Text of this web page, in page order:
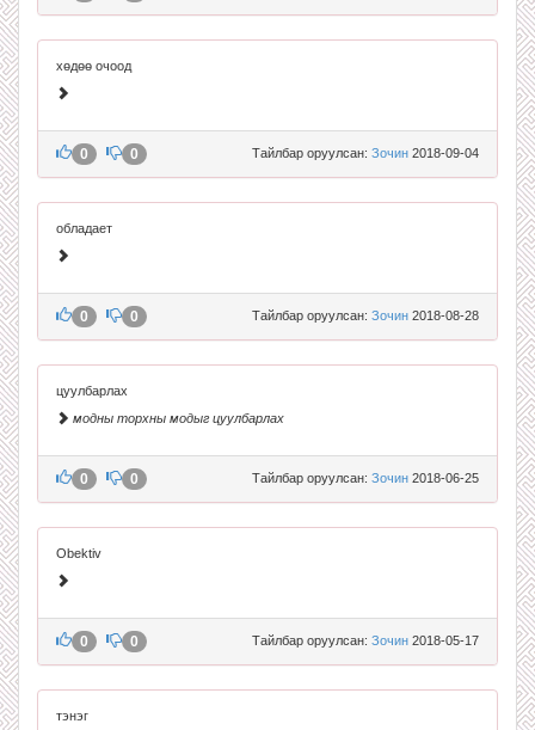
хөдөө очоод
Тайлбар оруулсан: Зочин 2018-09-04
0 0
обладает
Тайлбар оруулсан: Зочин 2018-08-28
0 0
цуулбарлах
модны торхны модыг цуулбарлах
Тайлбар оруулсан: Зочин 2018-06-25
0 0
Obektiv
Тайлбар оруулсан: Зочин 2018-05-17
0 0
тэнэг